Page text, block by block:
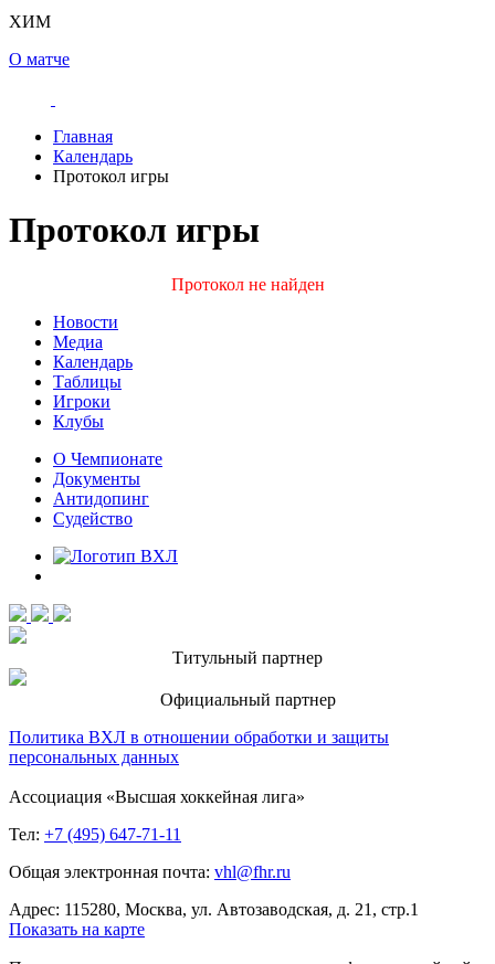
ХИМ
О матче
Главная
Календарь
Протокол игры
Протокол игры
Протокол не найден
Новости
Медиа
Календарь
Таблицы
Игроки
Клубы
О Чемпионате
Документы
Антидопинг
Судейство
Титульный партнер
Официальный партнер
Политика ВХЛ в отношении обработки и защиты
персональных данных
Ассоциация «Высшая хоккейная лига»
Тел: +7 (495) 647-71-11
Общая электронная почта: vhl@fhr.ru
Адрес: 115280, Москва, ул. Автозаводская, д. 21, стр.1
Показать на карте